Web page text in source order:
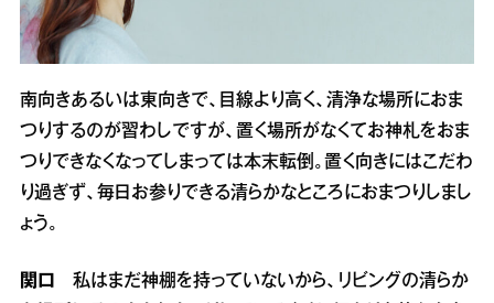
南向きあるいは東向きで、目線より高く、清浄な場所におま
つりするのが習わしですが、置く場所がなくてお神札をおま
つりできなくなってしまっては本末転倒。置く向きにはこだわ
り過ぎず、毎日お参りできる清らかなところにおまつりしまし
ょう。
関口
私はまだ神棚を持っていないから、リビングの清らか